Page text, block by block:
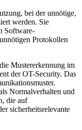
bei der unnötige,
werden. Sie
Software-
Protokollen
Mustererkennung im
der OT-Security. Das
Normalverhalten und
die auf
sicherheitsrelevante